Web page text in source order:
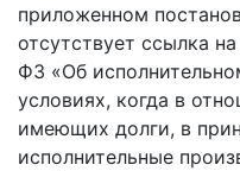
приложенном
отсутствует ссылка
ФЗ «Об
условиях, когда в
имеющих долги, в
исполнительные